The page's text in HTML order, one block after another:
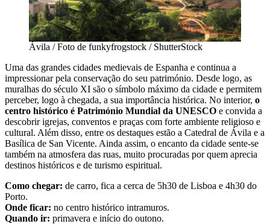
Ávila / Foto de funkyfrogstock / ShutterStock
Uma das grandes cidades medievais de Espanha e continua a
impressionar pela conservação do seu património. Desde logo, as
muralhas do século XI são o símbolo máximo da cidade e permitem
perceber, logo à chegada, a sua importância histórica. No interior, o
centro histórico é Património Mundial da UNESCO e convida a
descobrir igrejas, conventos e praças com forte ambiente religioso e
cultural. Além disso, entre os destaques estão a Catedral de Ávila e a
Basílica de San Vicente. Ainda assim, o encanto da cidade sente-se
também na atmosfera das ruas, muito procuradas por quem aprecia
destinos históricos e de turismo espiritual.
Como chegar: de carro, fica a cerca de 5h30 de Lisboa e 4h30 do
Porto.
Onde ficar: no centro histórico intramuros.
Quando ir: primavera e início do outono.